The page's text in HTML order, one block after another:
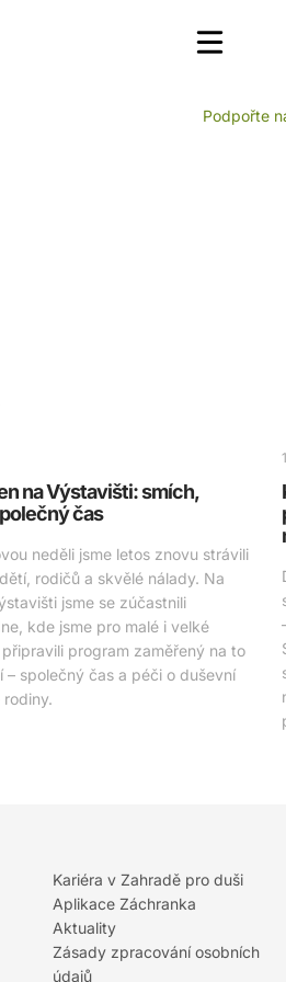
Podpořte
na Výstavišti: smích,
čas
neděli jsme letos znovu strávili
rodičů a skvělé nálady. Na
jsme se zúčastnili
kde jsme pro malé i velké
program zaměřený na to
– společný čas a péči o duševní
Kariéra v Zahradě pro duši
Aplikace Záchranka
Aktuality
Zásady zpracování osobních
údajů